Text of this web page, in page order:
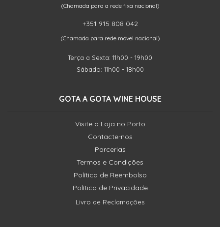
(Chamada para a rede fixa nacional)
+351 915 808 042
(Chamada para rede móvel nacional)
Terça a Sexta: 11h00 - 19h00
Sábado: 11h00 - 18h00
GOTA A GOTA WINE HOUSE
Visite a Loja no Porto
Contacte-nos
Parcerias
Termos e Condições
Política de Reembolso
Política de Privacidade
Livro de Reclamações